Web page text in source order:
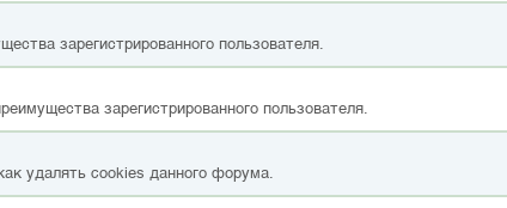
зарегистрированного пользователя.
зарегистрированного пользователя.
удалять cookies данного форума.